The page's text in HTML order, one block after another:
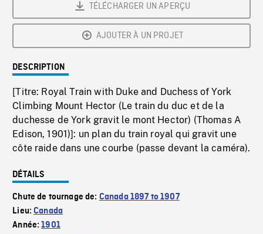
TÉLÉCHARGER UN APERÇU
AJOUTER À UN PROJET
DESCRIPTION
[Titre: Royal Train with Duke and Duchess of York
Climbing Mount Hector (Le train du duc et de la
duchesse de York gravit le mont Hector) (Thomas A
Edison, 1901)]: un plan du train royal qui gravit une
côte raide dans une courbe (passe devant la caméra).
DÉTAILS
Chute de tournage de: Canada 1897 to 1907
Lieu:Canada
Année:1901